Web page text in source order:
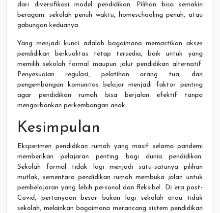
dari diversifikasi model pendidikan. Pilihan bisa semakin
beragam: sekolah penuh waktu, homeschooling penuh, atau
gabungan keduanya.
Yang menjadi kunci adalah bagaimana memastikan akses
pendidikan berkualitas tetap tersedia, baik untuk yang
memilih sekolah formal maupun jalur pendidikan alternatif.
Penyesuaian regulasi, pelatihan orang tua, dan
pengembangan komunitas belajar menjadi faktor penting
agar pendidikan rumah bisa berjalan efektif tanpa
mengorbankan perkembangan anak.
Kesimpulan
Eksperimen pendidikan rumah yang masif selama pandemi
memberikan pelajaran penting bagi dunia pendidikan.
Sekolah formal tidak lagi menjadi satu-satunya pilihan
mutlak, sementara pendidikan rumah membuka jalan untuk
pembelajaran yang lebih personal dan fleksibel. Di era post-
Covid, pertanyaan besar bukan lagi sekolah atau tidak
sekolah, melainkan bagaimana merancang sistem pendidikan